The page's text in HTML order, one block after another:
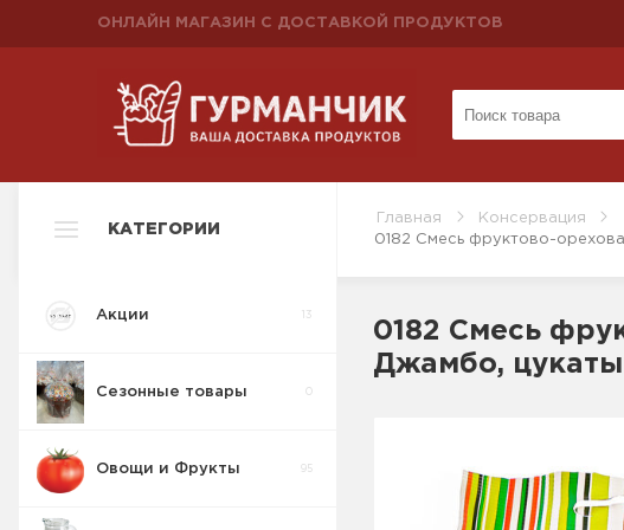
ОНЛАЙН МАГАЗИН С ДОСТАВКОЙ ПРОДУКТОВ
Главная Консервация
0182 Смесь фруктово-
КАТЕГОРИИ
Акции 13
Сезонные товары
Овощи и Фрукты 95
0182 Смесь
Джамбо, цукаты